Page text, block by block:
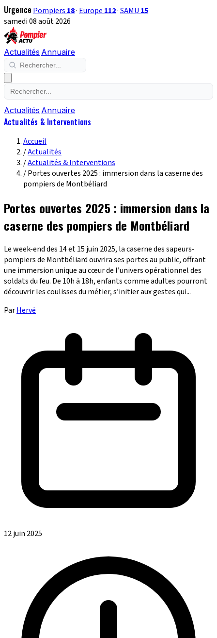
Urgence Pompiers 18· Europe 112·SAMU 15
samedi 08 août 2026
Actualités Annuaire
Actualités Annuaire
Actualités & Interventions
Accueil
/Actualités
/Actualités & Interventions
/Portes ouvertes 2025 : immersion dans la caserne des
pompiers de Montbéliard
Portes ouvertes 2025 : immersion dans la
caserne des pompiers de Montbéliard
Le week-end des 14 et 15 juin 2025, la caserne des sapeurs-
pompiers de Montbéliard ouvrira ses portes au public, offrant
une immersion unique au cœur de l’univers opérationnel des
soldats du feu. De 10h à 18h, enfants comme adultes pourront
découvrir les coulisses du métier, s’initier aux gestes qui...
ParHervé
12 juin 2025